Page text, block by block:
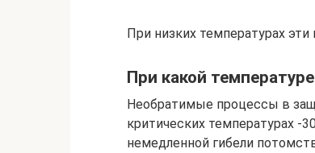
При низких температурах
При какой
Необратимые процессы в
критических температурах -
немедленной гибели